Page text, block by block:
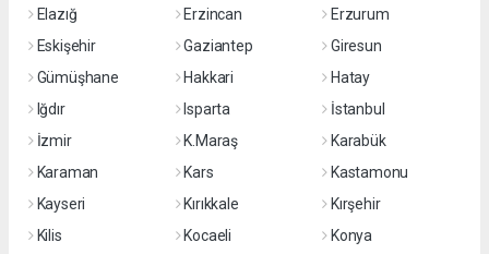
Elazığ
Erzincan
Erzurum
Eskişehir
Gaziantep
Giresun
Gümüşhane
Hakkari
Hatay
Iğdır
Isparta
İstanbul
İzmir
K.Maraş
Karabük
Karaman
Kars
Kastamonu
Kayseri
Kırıkkale
Kırşehir
Kilis
Kocaeli
Konya